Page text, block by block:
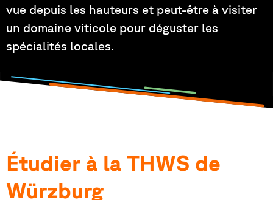
vue depuis les hauteurs et peut-être à visiter
un domaine viticole pour déguster les
spécialités locales.
Étudier à la THWS de
Würzburg